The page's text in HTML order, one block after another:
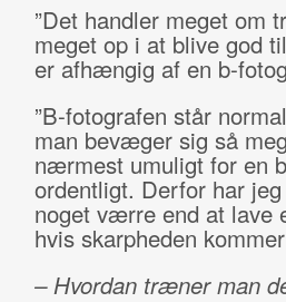
”Det handler meget om
meget op i at blive god
er afhængig af en b-
”B-fotografen står
man bevæger sig så
nærmest umuligt for en
ordentligt. Derfor har
noget værre end at lave
hvis skarpheden
– Hvordan træner man